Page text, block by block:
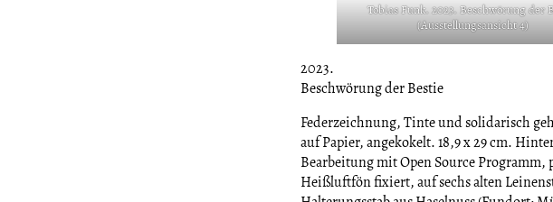
Tobias Funk. 2023. Beschwörung der
(Ausstellungsansicht 4)
2023.
Beschwörung der Bestie
Federzeichnung, Tinte und solidarisch
auf Papier, angekokelt. 18,9 x 29 cm.
Bearbeitung mit Open Source
Heißluftfön fixiert, auf sechs alten